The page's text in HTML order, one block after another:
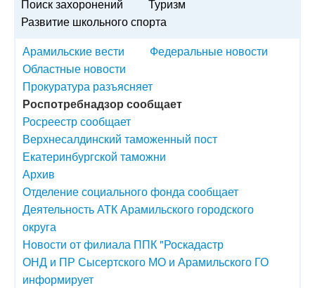
Поиск захоронений
Туризм
Развитие школьного спорта
Арамильские вести
Федеральные новости
Областные новости
Прокуратура разъясняет
Роспотребнадзор сообщает
Росреестр сообщает
Верхнесалдинский таможенный пост
Екатеринбургской таможни
Архив
Отделение социального фонда сообщает
Деятельность АТК Арамильского городского
округа
Новости от филиала ППК "Роскадастр
ОНД и ПР Сысертского МО и Арамильского ГО
информирует